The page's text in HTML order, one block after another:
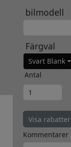
bilmodell
Färgval
Svart Blank
Antal
Visa rabatter
Kommentarer